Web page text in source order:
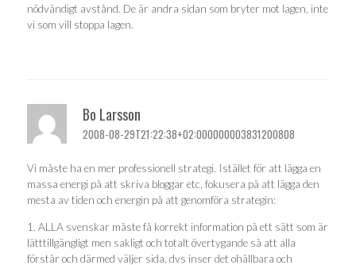
nödvändigt avstånd. De är andra sidan som bryter mot lagen, inte
vi som vill stoppa lagen.
Bo Larsson
2008-08-29T21:22:38+02:000000003831200808
Vi måste ha en mer professionell strategi. Istället för att lägga en
massa energi på att skriva bloggar etc, fokusera på att lägga den
mesta av tiden och energin på att genomföra strategin:
1. ALLA svenskar måste få korrekt information på ett sätt som är
lätttillgängligt men sakligt och totalt övertygande så att alla
förstår och därmed väljer sida, dvs inser det ohållbara och